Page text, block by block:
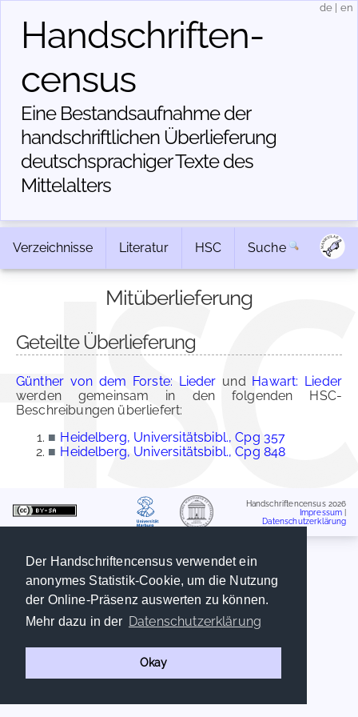
Der Handschriftencensus verwendet ein
anonymes Statistik-Cookie, um die Nutzung
der Online-Präsenz auswerten zu können.
Mehr dazu in der Datenschutzerklärung
Okay
Handschriften­
census
Eine Bestandsaufnahme der
handschriftlichen Über­lieferung
deutschsprachiger Texte des
Mittelalters
de en
Verzeichnisse Literatur HSC Suche
Mitüberlieferung
Geteilte Überlieferung
Günther von dem Forste: Lieder und Hawart: Lieder
werden gemeinsam in den folgenden HSC-
Beschreibungen überliefert:
■ Heidelberg, Universitätsbibl., Cpg 357
■ Heidelberg, Universitätsbibl., Cpg 848
Handschriftencensus 2026
Impressum
Datenschutzerklärung